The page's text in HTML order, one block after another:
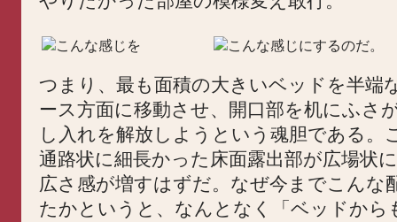
こんな感じを こんな感じにするのだ。
つまり、最も面積の大きいベッドを半端
ース方面に移動させ、開口部を机にふさ
し入れを解放しようという魂胆である。
通路状に細長かった床面露出部が広場状
広さ感が増すはずだ。なぜ今までこんな
たかというと、なんとなく「ベッドから